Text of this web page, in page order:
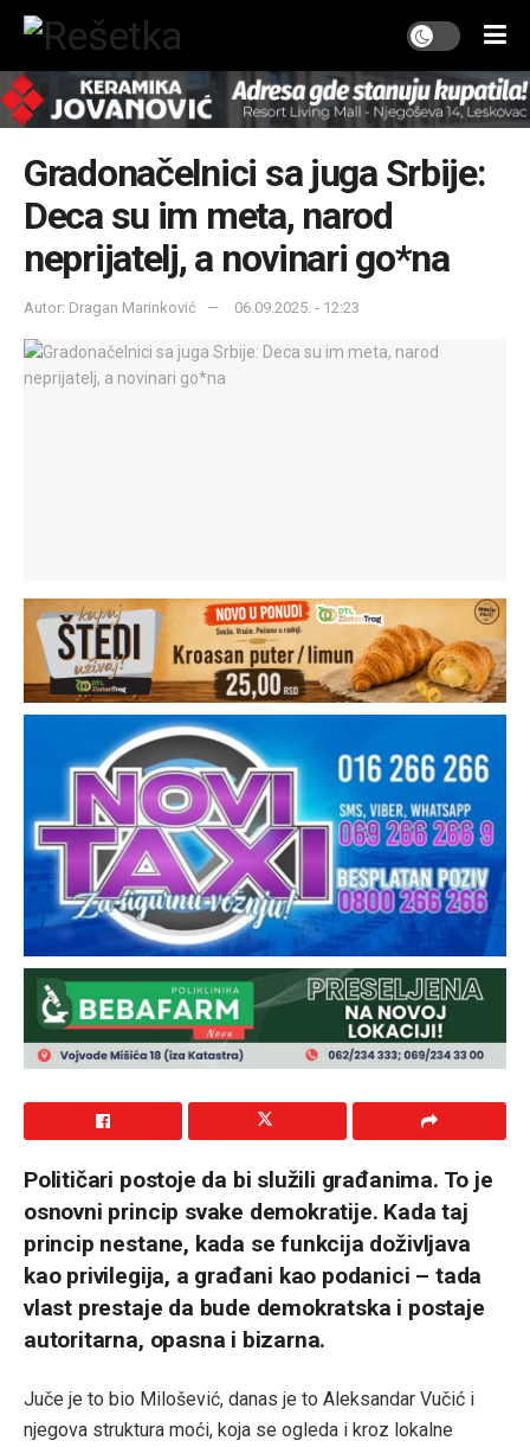
Gradonačelnici sa juga Srbije:
Deca su im meta, narod
neprijatelj, a novinari go*na
Autor: Dragan Marinković 06.09.2025. - 12:23
Političari postoje da bi služili građanima. To je
osnovni princip svake demokratije. Kada taj
princip nestane, kada se funkcija doživljava
kao privilegija, a građani kao podanici – tada
vlast prestaje da bude demokratska i postaje
autoritarna, opasna i bizarna.
Juče je to bio Milošević, danas je to Aleksandar Vučić i
njegova struktura moći, koja se ogleda i kroz lokalne